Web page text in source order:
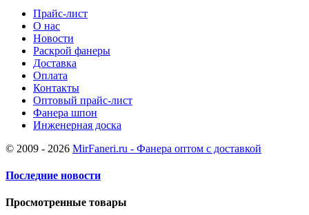
Прайс-лист
О нас
Новости
Раскрой фанеры
Доставка
Оплата
Контакты
Оптовый прайс-лист
Фанера шпон
Инженерная доска
© 2009 - 2026 MirFaneri.ru - Фанера оптом с доставкой
Последние новости
Просмотренные товары